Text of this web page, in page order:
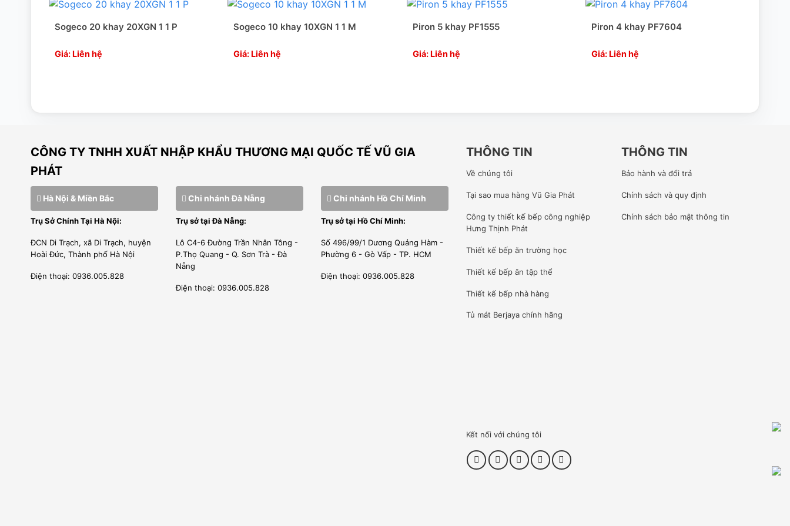
[wpcc-iframe allowfullscreen=”” frameborder=”0″ height=”360″ src=”https://www.youtube-
100%;” width=”640″]
Chúng tôi có thư phân phối được nhà sản xuất cấp phép bán hàng tại thị trường Việt Nam.
Kỹ sư của chúng tôi được đào tạo tại nhà sản xuất, được cấp phép đủ điều kiện lắp đặt, bảo trì, bảo hành sản phẩm của
Chúng tôi trực tiếp lắp đặt sản phẩm cho khách hàng từ những sản phẩm nhỏ nhất tới những công trình lớn sử dụng hàng
Sogeco 20 khay 20XGN 1 1 P
Giá: Liên hệ
Sogeco 10 khay 10XGN 1 1 M
Giá: Liên hệ
Piron 5 khay PF1555
Giá: Liên hệ
Piron 4 khay PF7604
Giá: Liên hệ
CÔNG TY TNHH XUẤT NHẬP KHẨU THƯƠNG MẠI QUỐC TẾ VŨ GIA
PHÁT
Hà Nội & Miền Bắc
Trụ Sở Chính Tại Hà Nội:
ĐCN Di Trạch, xã Di Trạch, huyện
Hoài Đức, Thành phố Hà Nội
Điện thoại: 0936.005.828
Chi nhánh Đà Nẵng
Trụ sở tại Đà Nẵng:
Lô C4-6 Đường Trần Nhân Tông -
P.Thọ Quang - Q. Sơn Trà - Đà
Nẵng
Điện thoại: 0936.005.828
Chi nhánh Hồ Chí Minh
Trụ sở tại Hồ Chí Minh:
Số 496/99/1 Dương Quảng Hàm -
Phường 6 - Gò Vấp - TP. HCM
Điện thoại: 0936.005.828
THÔNG TIN
Về chúng tôi
Tại sao mua hàng Vũ Gia Phát
Công ty thiết kế bếp công nghiệp
Hưng Thịnh Phát
Thiết kế bếp ăn trường học
Thiết kế bếp ăn tập thể
Thiết kế bếp nhà hàng
Tủ mát Berjayachính hãng
THÔNG TIN
Bảo hành và đổi trả
Chính sách và quy định
Chính sách bảo mật thông tin
Kết nối với chúng tôi